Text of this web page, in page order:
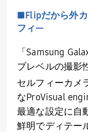
■Flipだから外
フィ―
「 Samsung
プレベルの撮影
セルフィーカメ
なProVisual
最適な設定に自
鮮明でディテー